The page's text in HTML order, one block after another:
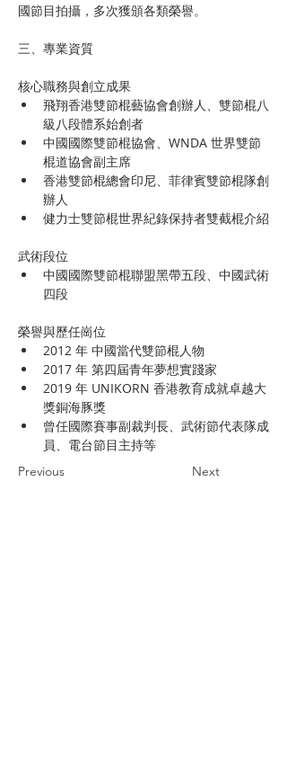
國節目拍攝，多次獲頒各類榮譽。
三、專業資質
核心職務與創立成果
飛翔香港雙節棍藝協會創辦人、雙節棍八
級八段體系始創者
中國國際雙節棍協會、WNDA 世界雙節
棍道協會副主席
香港雙節棍總會印尼、菲律賓雙節棍隊創
辦人
健力士雙節棍世界紀錄保持者雙截棍介紹
武術段位
中國國際雙節棍聯盟黑帶五段、中國武術
四段
榮譽與歷任崗位
2012 年 中國當代雙節棍人物
2017 年 第四屆青年夢想實踐家
2019 年 UNIKORN 香港教育成就卓越大
獎銅海豚獎
曾任國際賽事副裁判長、武術節代表隊成
員、電台節目主持等
Previous Next